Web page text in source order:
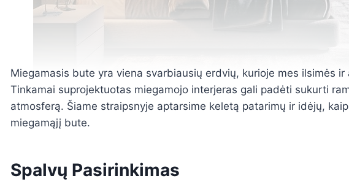
Miegamasis bute yra viena svarbiausių erdvių, kurioje mes ilsimės
Tinkamai suprojektuotas miegamojo interjeras gali padėti sukurti
atmosferą. Šiame straipsnyje aptarsime keletą patarimų ir idėjų,
miegamąjį bute.
Spalvų Pasirinkimas